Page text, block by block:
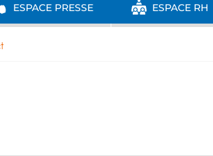
ESPACE PRESSE ESPACE RH